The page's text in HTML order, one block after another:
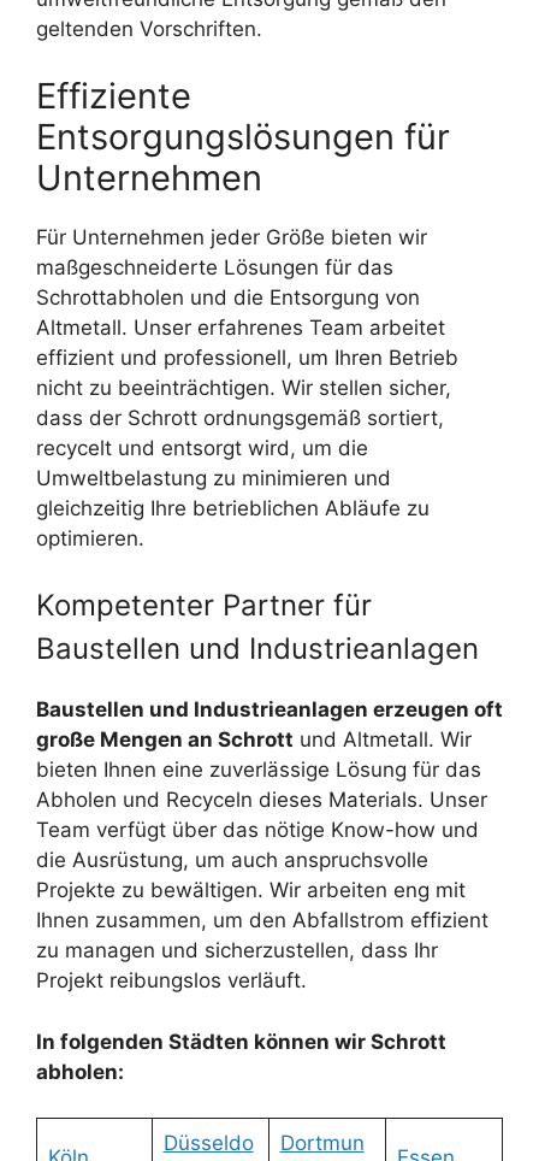
geltenden Vorschriften.
Effiziente
Entsorgungslösungen für
Unternehmen
Für Unternehmen jeder Größe bieten wir
maßgeschneiderte Lösungen für das
Schrottabholen und die Entsorgung von
Altmetall. Unser erfahrenes Team arbeitet
effizient und professionell, um Ihren Betrieb
nicht zu beeinträchtigen. Wir stellen sicher,
dass der Schrott ordnungsgemäß sortiert,
recycelt und entsorgt wird, um die
Umweltbelastung zu minimieren und
gleichzeitig Ihre betrieblichen Abläufe zu
optimieren.
Kompetenter Partner für
Baustellen und Industrieanlagen
Baustellen und Industrieanlagen erzeugen oft
große Mengen an Schrott und Altmetall. Wir
bieten Ihnen eine zuverlässige Lösung für das
Abholen und Recyceln dieses Materials. Unser
Team verfügt über das nötige Know-how und
die Ausrüstung, um auch anspruchsvolle
Projekte zu bewältigen. Wir arbeiten eng mit
Ihnen zusammen, um den Abfallstrom effizient
zu managen und sicherzustellen, dass Ihr
Projekt reibungslos verläuft.
In folgenden Städten können wir Schrott
abholen:
Düsseldo Dortmun